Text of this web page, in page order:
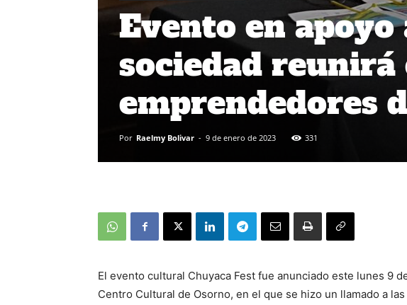
Evento en
sociedad reunirá
emprendedores
Por Raelmy Bolivar - 9 de enero de 2023 331
El evento cultural Chuyaca Fest fue anunciado este lunes 9
Centro Cultural de Osorno, en el que se hizo un llamado a